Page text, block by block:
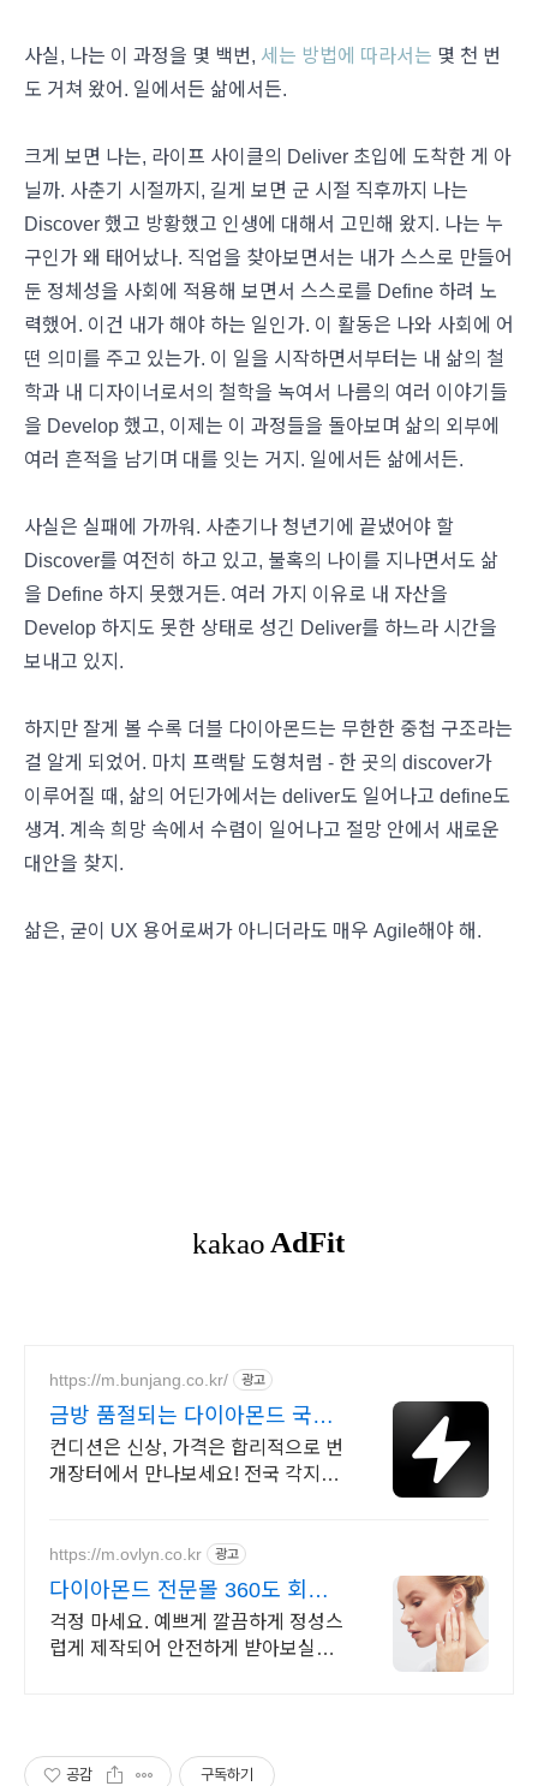
사실, 나는 이 과정을 몇 백번, 세는 방법에 따라서는 몇 천 번
도 거쳐 왔어. 일에서든 삶에서든.
크게 보면 나는, 라이프 사이클의 Deliver 초입에 도착한 게 아
닐까. 사춘기 시절까지, 길게 보면 군 시절 직후까지 나는
Discover 했고 방황했고 인생에 대해서 고민해 왔지. 나는 누
구인가 왜 태어났나. 직업을 찾아보면서는 내가 스스로 만들어
둔 정체성을 사회에 적용해 보면서 스스로를 Define 하려 노
력했어. 이건 내가 해야 하는 일인가. 이 활동은 나와 사회에 어
떤 의미를 주고 있는가. 이 일을 시작하면서부터는 내 삶의 철
학과 내 디자이너로서의 철학을 녹여서 나름의 여러 이야기들
을 Develop 했고, 이제는 이 과정들을 돌아보며 삶의 외부에
여러 흔적을 남기며 대를 잇는 거지. 일에서든 삶에서든.
사실은 실패에 가까워. 사춘기나 청년기에 끝냈어야 할
Discover를 여전히 하고 있고, 불혹의 나이를 지나면서도 삶
을 Define 하지 못했거든. 여러 가지 이유로 내 자산을
Develop 하지도 못한 상태로 성긴 Deliver를 하느라 시간을
보내고 있지.
하지만 잘게 볼 수록 더블 다이아몬드는 무한한 중첩 구조라는
걸 알게 되었어. 마치 프랙탈 도형처럼 - 한 곳의 discover가
이루어질 때, 삶의 어딘가에서는 deliver도 일어나고 define도
생겨. 계속 희망 속에서 수렴이 일어나고 절망 안에서 새로운
대안을 찾지.
삶은, 굳이 UX 용어로써가 아니더라도 매우 Agile해야 해.
https://m.bunjang.co.kr/ 광고
금방 품절되는 다이아몬드 국내
최대 브랜드 중고거래
컨디션은 신상, 가격은 합리적으로 번
개장터에서 만나보세요! 전국 각지에
https://m.ovlyn.co.kr 광고
다이아몬드 전문몰 360도 회전
터치기능 탑재!
걱정 마세요. 예쁘게 깔끔하게 정성스
럽게 제작되어 안전하게 받아보실수
공감 구독하기